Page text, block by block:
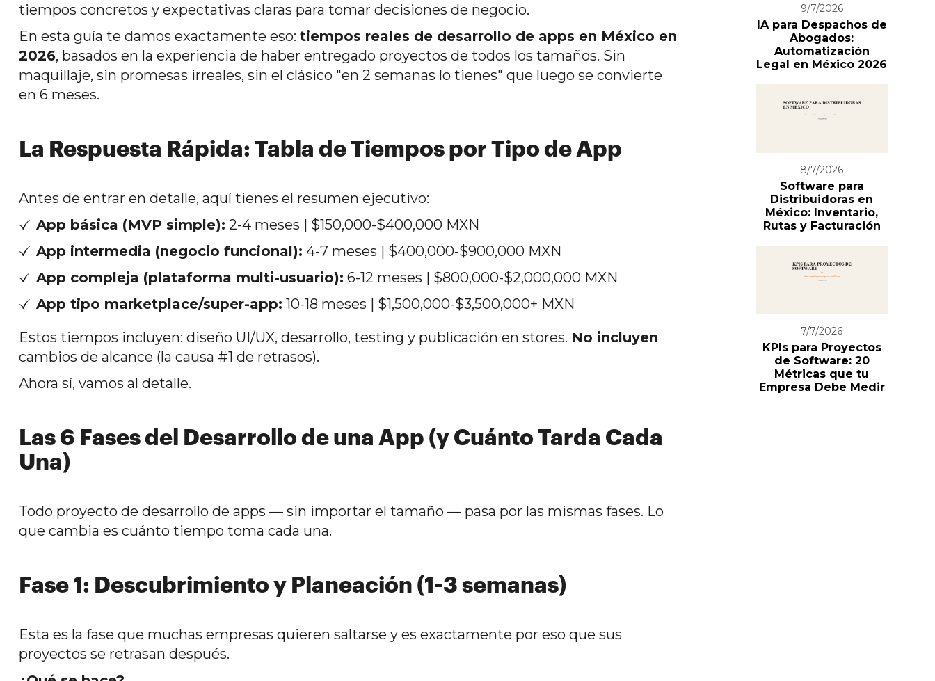
tiempos concretos y expectativas claras para tomar decisiones de negocio.
En esta guía te damos exactamente eso: tiempos reales de desarrollo de apps en México en
2026, basados en la experiencia de haber entregado proyectos de todos los tamaños. Sin
maquillaje, sin promesas irreales, sin el clásico "en 2 semanas lo tienes" que luego se convierte
en 6 meses.
La Respuesta Rápida: Tabla de Tiempos por Tipo de App
Antes de entrar en detalle, aquí tienes el resumen ejecutivo:
App básica (MVP simple): 2-4 meses | $150,000-$400,000 MXN
App intermedia (negocio funcional): 4-7 meses | $400,000-$900,000 MXN
App compleja (plataforma multi-usuario): 6-12 meses | $800,000-$2,000,000 MXN
App tipo marketplace/super-app: 10-18 meses | $1,500,000-$3,500,000+ MXN
Estos tiempos incluyen: diseño UI/UX, desarrollo, testing y publicación en stores. No incluyen
cambios de alcance (la causa #1 de retrasos).
Ahora sí, vamos al detalle.
Las 6 Fases del Desarrollo de una App (y Cuánto Tarda Cada
Una)
Todo proyecto de desarrollo de apps — sin importar el tamaño — pasa por las mismas fases. Lo
que cambia es cuánto tiempo toma cada una.
Fase 1: Descubrimiento y Planeación (1-3 semanas)
Esta es la fase que muchas empresas quieren saltarse y es exactamente por eso que sus
proyectos se retrasan después.
9/7/2026
IA para Despachos de
Abogados:
Automatización
Legal en México 2026
8/7/2026
Software para
Distribuidoras en
México: Inventario,
Rutas y Facturación
7/7/2026
KPIs para Proyectos
de Software: 20
Métricas que tu
Empresa Debe Medir